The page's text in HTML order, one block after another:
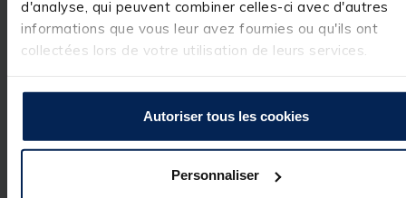
d'analyse, qui peuvent combiner celles-ci avec d'autres
informations que vous leur avez fournies ou qu'ils ont
collectées lors de votre utilisation de leurs services.
Autoriser tous les cookies
Personnaliser
étoile
Nous vous
remercions pour
votre
commentaire
à vos attentes
parmi nos